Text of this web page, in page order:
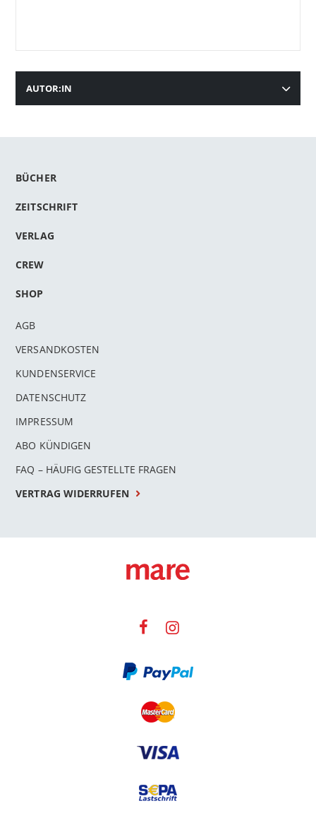
AUTOR:IN
BÜCHER
ZEITSCHRIFT
VERLAG
CREW
SHOP
AGB
VERSANDKOSTEN
KUNDENSERVICE
DATENSCHUTZ
IMPRESSUM
ABO KÜNDIGEN
FAQ – HÄUFIG GESTELLTE FRAGEN
VERTRAG WIDERRUFEN